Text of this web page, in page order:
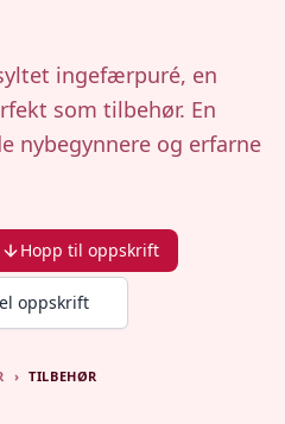
ingefærpuré, en
som tilbehør. En
nybegynnere og erfarne
Hopp til oppskrift
oppskrift
› TILBEHØR